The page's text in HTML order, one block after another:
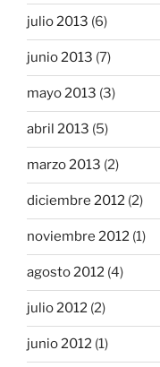
julio 2013 (6)
junio 2013 (7)
mayo 2013 (3)
abril 2013 (5)
marzo 2013 (2)
diciembre 2012 (2)
noviembre 2012 (1)
agosto 2012 (4)
julio 2012 (2)
junio 2012 (1)